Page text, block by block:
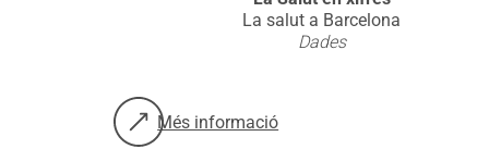
La salut a Barcelona
Dades
Més informació
sobre: Com afecta la COVID-19 a la